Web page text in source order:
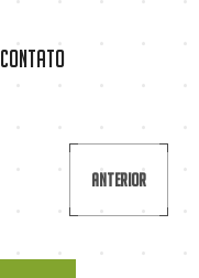
Contato
Anterior